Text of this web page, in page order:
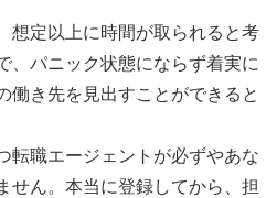
想定以上に時間が取られると考
、パニック状態にならず着実に
働き先を見出すことができると
転職エージェントが必ずやあな
せん。本当に登録してから、担